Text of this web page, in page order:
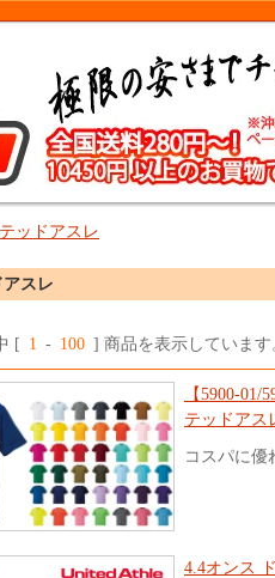
ッドアスレ
スレ
[ 1 - 100 ] 商品を表示しています
【5900-
テッドアス
コスパに優
4.4オンス